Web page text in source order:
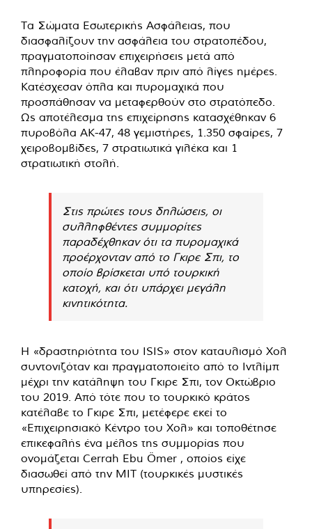
Τα Σώματα Εσωτερικής Ασφάλειας, που
διασφαλίζουν την ασφάλεια του στρατοπέδου,
πραγματοποίησαν επιχειρήσεις μετά από
πληροφορία που έλαβαν πριν από λίγες ημέρες.
Κατέσχεσαν όπλα και πυρομαχικά που
προσπάθησαν να μεταφερθούν στο στρατόπεδο.
Ως αποτέλεσμα της επιχείρησης κατασχέθηκαν 6
πυροβόλα AK-47, 48 γεμιστήρες, 1.350 σφαίρες, 7
χειροβομβίδες, 7 στρατιωτικά γιλέκα και 1
στρατιωτική στολή.
Στις πρώτες τους δηλώσεις, οι
συλληφθέντες συμμορίτες
παραδέχθηκαν ότι τα πυρομαχικά
προέρχονταν από το Γκιρε Σπι, το
οποίο βρίσκεται υπό τουρκική
κατοχή, και ότι υπάρχει μεγάλη
κινητικότητα.
Η «δραστηριότητα του ISIS» στον καταυλισμό Χολ
συντονιζόταν και πραγματοποιείτο από το Ιντλίμπ
μέχρι την κατάληψη του Γκιρε Σπι, τον Οκτώβριο
του 2019. Από τότε που το τουρκικό κράτος
κατέλαβε το Γκιρε Σπι, μετέφερε εκεί το
«Επιχειρησιακό Κέντρο του Χολ» και τοποθέτησε
επικεφαλής ένα μέλος της συμμορίας που
ονομάζεται Cerrah Ebu Ömer , οποίος είχε
διασωθεί από την MIT (τουρκικές μυστικές
υπηρεσίες).